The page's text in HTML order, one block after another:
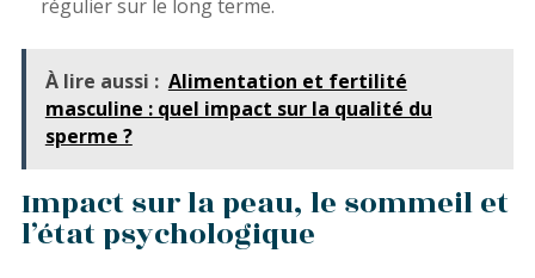
régulier sur le long terme.
À lire aussi : Alimentation et fertilité
masculine : quel impact sur la qualité du
sperme ?
Impact sur la peau, le sommeil et
l’état psychologique